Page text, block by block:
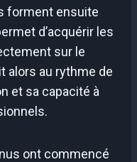
forment ensuite
d’acquérir les
sur le
alors au rythme de
et sa capacité à
ont commencé